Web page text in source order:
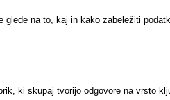
na to, kaj in kako zabeležiti
ki skupaj tvorijo odgovore na vrsto